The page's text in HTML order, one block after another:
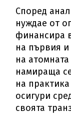
Според
нуждае от
финансира
на първия
на
намираща
на
осигури
своята